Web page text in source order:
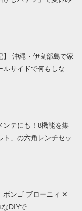
】 沖縄・伊良部島で家
ルサイドで何もしな
ンテにも！8機能を集
ト」の六角レンチセッ
ボンゴ ブローニィ ✕
DIYで…